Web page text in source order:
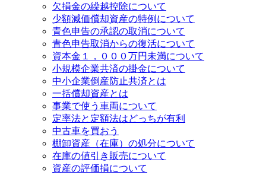
欠損金の繰越控除について
少額減価償却資産の特例について
青色申告の承認の取消について
青色申告取消からの復活について
資本金１，０００万円未満について
小規模企業共済の掛金について
中小企業倒産防止共済とは
一括償却資産とは
事業で使う車両について
定率法と定額法はどっちが有利
中古車を買おう
棚卸資産（在庫）の処分について
在庫の値引き販売について
資産の評価損について